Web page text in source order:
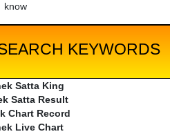
know
KEYWORDS
Satta King
Satta Result
Chart Record
Live Chart